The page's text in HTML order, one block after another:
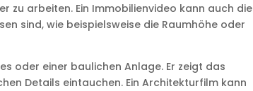
zu arbeiten. Ein Immobilienvideo kann auch die
sind, wie beispielsweise die Raumhöhe oder
oder einer baulichen Anlage. Er zeigt das
Details eintauchen. Ein Architekturfilm kann